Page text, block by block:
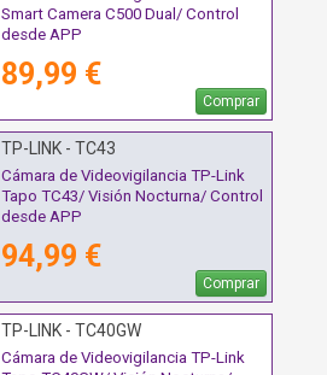
Smart Camera C500 Dual/ Control
desde APP
89,99 €
Comprar
TP-LINK - TC43
Cámara de Videovigilancia TP-Link
Tapo TC43/ Visión Nocturna/ Control
desde APP
94,99 €
Comprar
TP-LINK - TC40GW
Cámara de Videovigilancia TP-Link